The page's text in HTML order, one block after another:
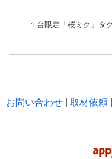
１台限定「桜ミク」タ
お問い合わせ 取材依頼